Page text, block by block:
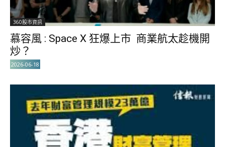
360股市資訊
慕容風 : Space X 狂爆上市 商業航太趁機開
炒？
2026-06-18